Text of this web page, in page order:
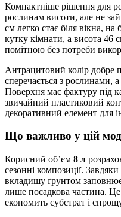
Компактніше рішення для
рослинам висоти, але не
см легко стає біля вікна, на
кутку кімнати, а висота 46
помітною без потреби
Антрацитовий колір добре
сперечається з рослинами,
Поверхня має фактуру під
звичайний пластиковий
декоративний елемент для
Що важливо у цій
Корисний об’єм 8 л
сезонні композиції.
вкладишу ґрунтом
лише посадкова частина.
економить субстрат і